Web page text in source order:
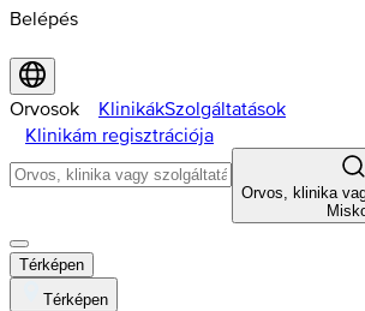
Belépés
Orvosok KlinikákSzolgáltatások
Klinikám regisztrációja
Orvos, klinika
Térképen
Térképen